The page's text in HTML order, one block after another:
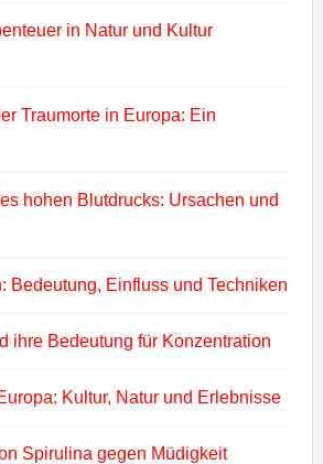
in Natur und Kultur
Traumorte in Europa: Ein
hohen Blutdrucks: Ursachen und
Bedeutung, Einfluss und Techniken
ihre Bedeutung für Konzentration
Kultur, Natur und Erlebnisse
Spirulina gegen Müdigkeit